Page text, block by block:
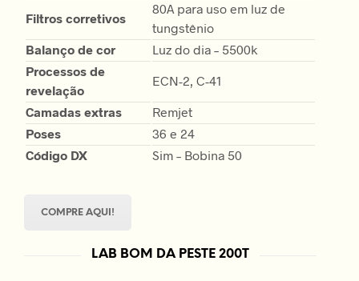
Filtros corretivos
80A para uso em luz de
tungstênio
Balanço de cor
Luz do dia – 5500k
Processos de
revelação
ECN-2, C-41
Camadas extras
Remjet
Poses
36 e 24
Código DX
Sim – Bobina 50
COMPRE AQUI!
LAB BOM DA PESTE 200T